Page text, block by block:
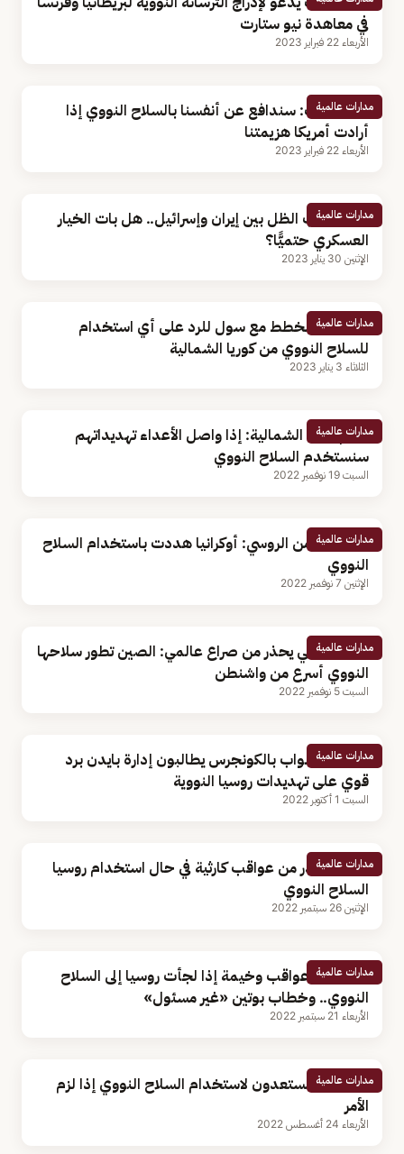
في معاهدة نيو ستارت
الأربعاء 22 فبراير 2023
مدارات عالمية
ميدفيديف: سندافع عن أنفسنا بالسلاح النووي إذا
أرادت أمريكا هزيمتنا
الأربعاء 22 فبراير 2023
مدارات عالمية
عودة حرب الظل بين إيران وإسرائيل.. هل بات الخيار
العسكري حتميًّا؟
الإثنين 30 يناير 2023
مدارات عالمية
واشنطن: نخطط مع سول للرد على أي استخدام
للسلاح النووي من كوريا الشمالية
الثلاثاء 3 يناير 2023
مدارات عالمية
زعيم كوريا الشمالية: إذا واصل الأعداء تهديداتهم
سنستخدم السلاح النووي
السبت 19 نوفمبر 2022
مدارات عالمية
مجلس الأمن الروسي: أوكرانيا هددت باستخدام السلاح
النووي
الإثنين 7 نوفمبر 2022
مدارات عالمية
قائد أمريكي يحذر من صراع عالمي: الصين تطور سلاحها
النووي أسرع من واشنطن
السبت 5 نوفمبر 2022
مدارات عالمية
بالفيديو.. نواب بالكونجرس يطالبون إدارة بايدن برد
قوي على تهديدات روسيا النووية
السبت 1 أكتوبر 2022
مدارات عالمية
أمريكا تحذر من عواقب كارثية في حال استخدام روسيا
السلاح النووي
الإثنين 26 سبتمبر 2022
مدارات عالمية
واشنطن: عواقب وخيمة إذا لجأت روسيا إلى السلاح
النووي.. وخطاب بوتين «غير مسئول»
الأربعاء 21 سبتمبر 2022
مدارات عالمية
ليز تراس: مستعدون لاستخدام السلاح النووي إذا لزم
الأمر
الأربعاء 24 أغسطس 2022